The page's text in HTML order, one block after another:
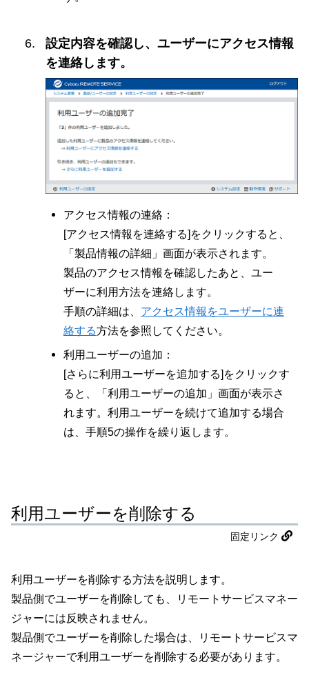
設定内容を確認し、ユーザーにアクセス情報
を連絡します。
アクセス情報の連絡：
[アクセス情報を連絡する]をクリックすると、
「製品情報の詳細」画面が表示されます。
製品のアクセス情報を確認したあと、ユー
ザーに利用方法を連絡します。
手順の詳細は、 アクセス情報をユーザーに連
絡する方法を参照してください。
利用ユーザーの追加：
[さらに利用ユーザーを追加する]をクリックす
ると、「利用ユーザーの追加」画面が表示さ
れます。利用ユーザーを続けて追加する場合
は、手順5の操作を繰り返します。
利用ユーザーを削除する
固定リンク
利用ユーザーを削除する方法を説明します。
製品側でユーザーを削除しても、リモートサービスマネー
ジャーには反映されません。
製品側でユーザーを削除した場合は、リモートサービスマ
ネージャーで利用ユーザーを削除する必要があります。